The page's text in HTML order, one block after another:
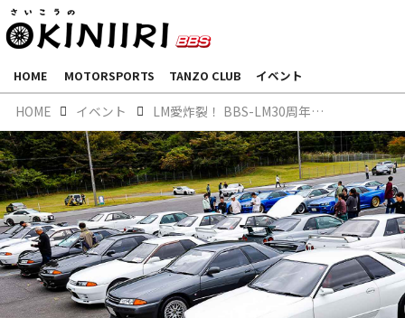
HOME MOTORSPORTS TANZO CLUB イベント
HOME イベント LM愛炸裂！ BBS-LM30周年記念ミーティング 開催報告